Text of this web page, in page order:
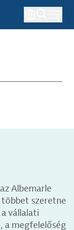
Albemarle
szeretne
vállalati
a megfelelőség